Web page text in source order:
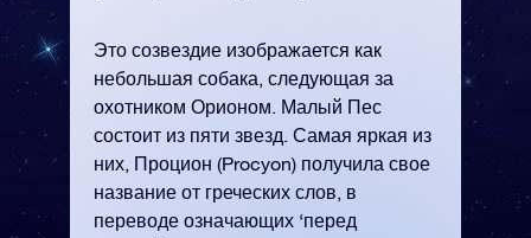
Это созвездие изображается как
небольшая собака, следующая за
охотником Орионом. Малый Пес
состоит из пяти звезд. Самая яркая из
них, Процион (Procyon) получила свое
название от греческих слов, в
переводе означающих ‘перед